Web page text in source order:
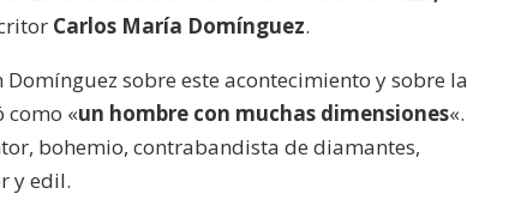
volumen.
Carlos María Domínguez.
Domínguez sobre este acontecimiento y sobre la
como «un hombre con muchas dimensiones«.
bohemio, contrabandista de diamantes,
y edil.